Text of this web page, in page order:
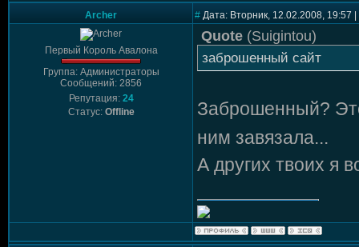
Archer # Дата: Вторник, 12.02.2008,
Первый Король Авалона
Группа: Администраторы
Сообщений: 2856
Репутация: 24
Статус: Offline
Quote (Suigintou)
заброшенный сайт
Заброшенный?
ним завязала...
А других твоих я